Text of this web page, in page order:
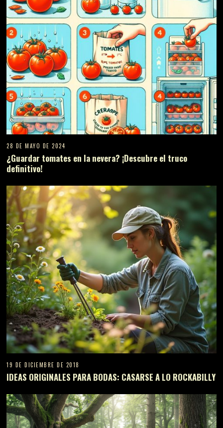
28 DE MAYO DE 2024
¿Guardar tomates en la nevera? ¡Descubre el truco
definitivo!
19 DE DICIEMBRE DE 2018
IDEAS ORIGINALES PARA BODAS: CASARSE A LO ROCKABILLY